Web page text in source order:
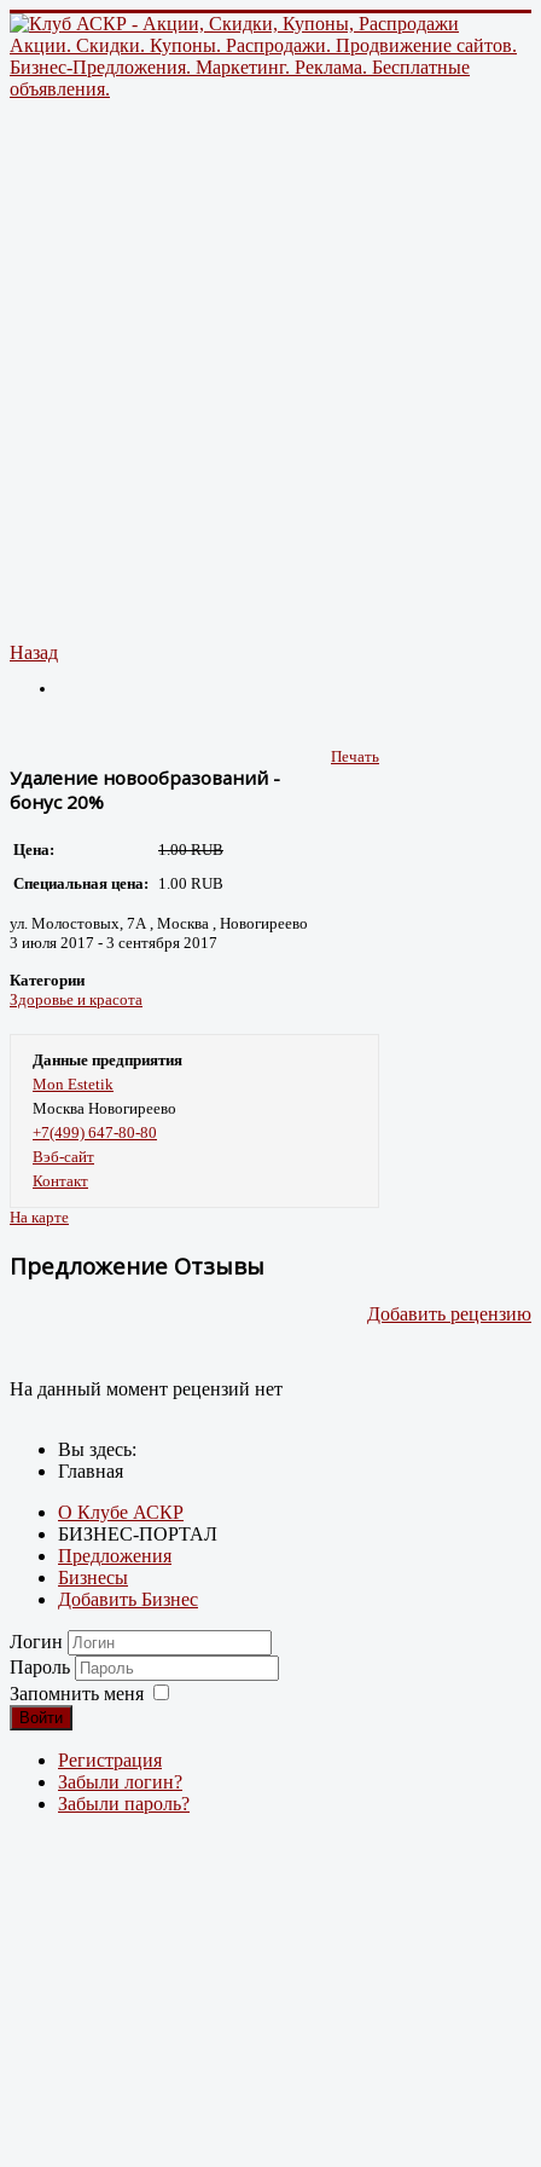
Акции. Скидки. Купоны. Распродажи. Продвижение сайтов.
Бизнес-Предложения. Маркетинг. Реклама. Бесплатные
объявления.
Назад
Печать
Удаление новообразований -
бонус 20%
Цена:
1.00 RUB
Специальная цена:
1.00 RUB
ул. Молостовых, 7А , Москва , Новогиреево
3 июля 2017 - 3 сентября 2017
Категории
Здоровье и красота
Данные предприятия
Mon Estetik
Москва Новогиреево
+7(499) 647-80-80
Вэб-сайт
Контакт
На карте
Предложение Отзывы
Добавить рецензию
На данный момент рецензий нет
Вы здесь:
Главная
О Клубе АСКР
БИЗНЕС-ПОРТАЛ
Предложения
Бизнесы
Добавить Бизнес
Логин
Пароль
Запомнить меня
Войти
Регистрация
Забыли логин?
Забыли пароль?